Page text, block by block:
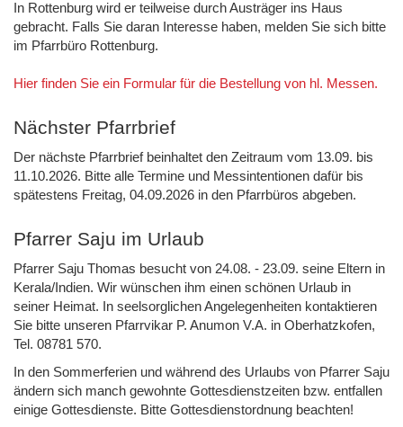
In Rottenburg wird er teilweise durch Austräger ins Haus
gebracht. Falls Sie daran Interesse haben, melden Sie sich bitte
im Pfarrbüro Rottenburg.
Hier finden Sie ein Formular für die Bestellung von hl. Messen.
Nächster Pfarrbrief
Der nächste Pfarrbrief beinhaltet den Zeitraum vom 13.09. bis
11.10.2026. Bitte alle Termine und Messintentionen dafür bis
spätestens Freitag, 04.09.2026 in den Pfarrbüros abgeben.
Pfarrer Saju im Urlaub
Pfarrer Saju Thomas besucht von 24.08. - 23.09. seine Eltern in
Kerala/Indien. Wir wünschen ihm einen schönen Urlaub in
seiner Heimat. In seelsorglichen Angelegenheiten kontaktieren
Sie bitte unseren Pfarrvikar P. Anumon V.A. in Oberhatzkofen,
Tel. 08781 570.
In den Sommerferien und während des Urlaubs von Pfarrer Saju
ändern sich manch gewohnte Gottesdienstzeiten bzw. entfallen
einige Gottesdienste. Bitte Gottesdienstordnung beachten!